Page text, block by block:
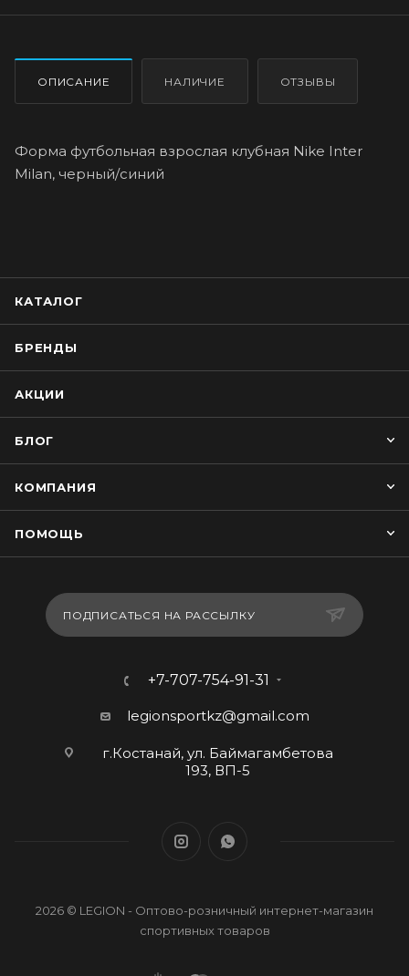
ОПИСАНИЕ НАЛИЧИЕ ОТЗЫВЫ
Форма футбольная взрослая клубная Nike Inter
Milan, черный/синий
КАТАЛОГ
БРЕНДЫ
АКЦИИ
БЛОГ
КОМПАНИЯ
ПОМОЩЬ
ПОДПИСАТЬСЯ НА РАССЫЛКУ
+7-707-754-91-31
legionsportkz@gmail.com
г.Костанай, ул. Баймагамбетова
193, ВП-5
2026 © LEGION - Оптово-розничный интернет-магазин
спортивных товаров